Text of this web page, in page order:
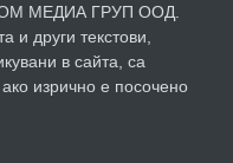
преди 4 дни
И
МЕДИА ГРУП ООД.
и други текстови,
в сайта, са
изрично е посочено